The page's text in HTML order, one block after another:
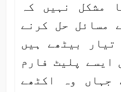
مشکل نہیں کہ
مسائل حل کرنے
تیار بیٹھے ہیں
ایسے پلیٹ فارم
جہاں وہ اکٹھے